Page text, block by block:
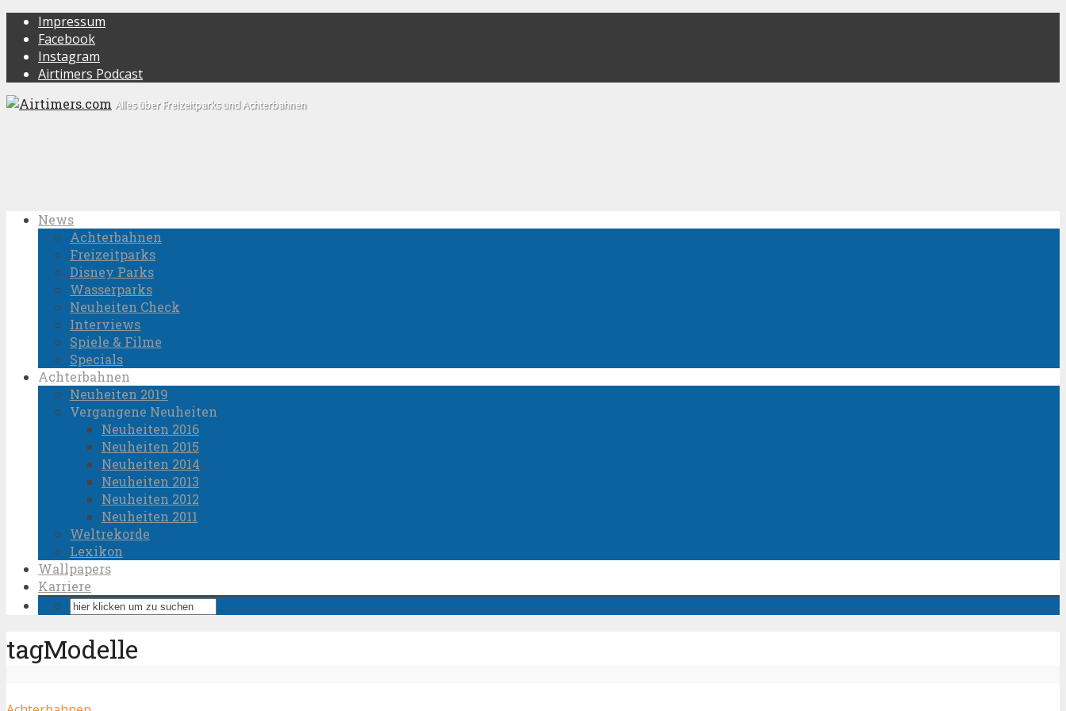
Impressum
Facebook
Instagram
Airtimers Podcast
Alles über Freizeitparks und Achterbahnen
News
Achterbahnen
Freizeitparks
Disney Parks
Wasserparks
Neuheiten Check
Interviews
Spiele & Filme
Specials
Achterbahnen
Neuheiten 2019
Vergangene Neuheiten
Neuheiten 2016
Neuheiten 2015
Neuheiten 2014
Neuheiten 2013
Neuheiten 2012
Neuheiten 2011
Weltrekorde
Lexikon
Wallpapers
Karriere
tagModelle